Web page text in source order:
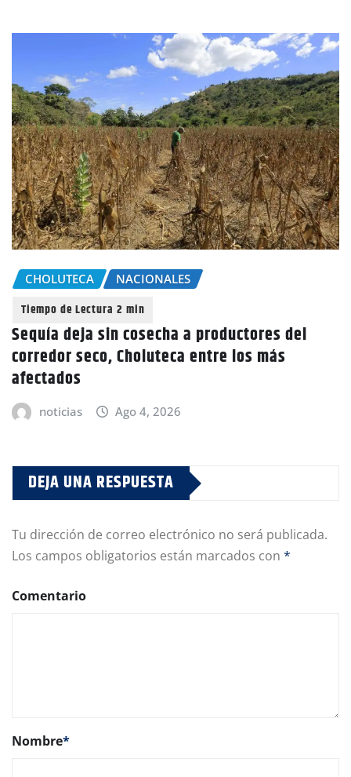
CHOLUTECA NACIONALES
Sequía deja sin cosecha a productores del
corredor seco, Choluteca entre los más
afectados
noticias Ago 4, 2026
DEJA UNA RESPUESTA
Tu dirección de correo electrónico no será publicada.
Los campos obligatorios están marcados con *
Comentario
Nombre*